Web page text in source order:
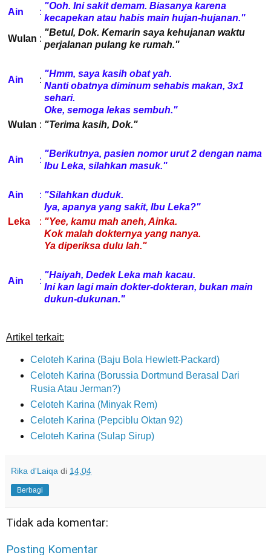
Ain :
"Ooh. Ini sakit demam. Biasanya karena
kecapekan atau habis main hujan-hujanan."
Wulan :
"Betul, Dok. Kemarin saya kehujanan waktu
perjalanan pulang ke rumah."
Ain :
"Hmm, saya kasih obat yah.
Nanti obatnya diminum sehabis makan, 3x1
sehari.
Oke, semoga lekas sembuh."
Wulan : "Terima kasih, Dok."
Ain :
"Berikutnya, pasien nomor urut 2 dengan nama
Ibu Leka, silahkan masuk."
Ain : "Silahkan duduk.
Iya, apanya yang sakit, Ibu Leka?"
Leka
: "Yee, kamu mah aneh, Ainka.
Kok malah dokternya yang nanya.
Ya diperiksa dulu lah."
Ain :
"Haiyah, Dedek Leka mah kacau.
Ini kan lagi main dokter-dokteran, bukan main
dukun-dukunan."
Artikel terkait:
Celoteh Karina (Baju Bola Hewlett-Packard)
Celoteh Karina (Borussia Dortmund Berasal Dari
Rusia Atau Jerman?)
Celoteh Karina (Minyak Rem)
Celoteh Karina (Pepciblu Oktan 92)
Celoteh Karina (Sulap Sirup)
Rika d'Laiqa di 14.04
Berbagi
Tidak ada komentar:
Posting Komentar